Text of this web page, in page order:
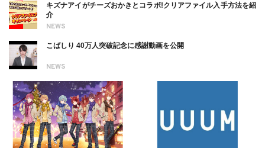
NEWS
キズナアイがチーズおかきとコラボ!クリアファイル入手方法を紹
介
NEWS
こばしり 40万人突破記念に感謝動画を公開